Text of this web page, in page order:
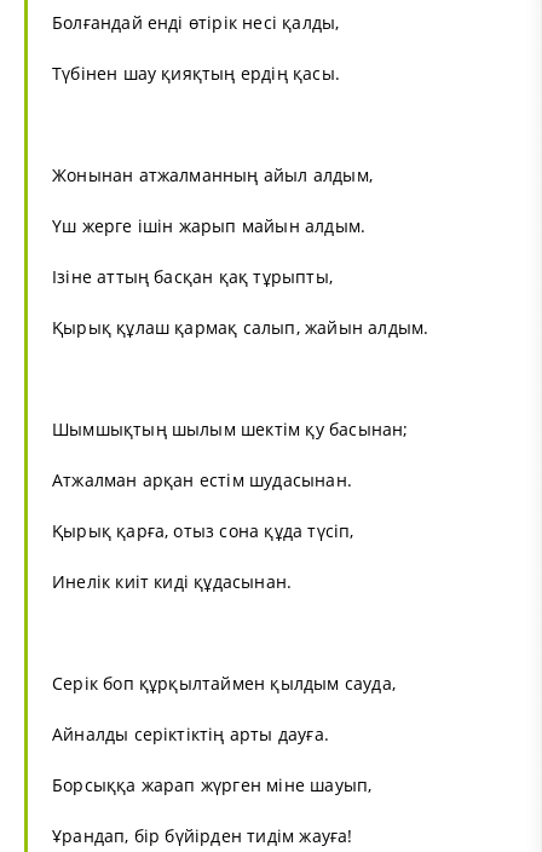
Болғандай енді өтірік несі қалды,
Түбінен шау қияқтың ердің қасы.
Жонынан атжалманның айыл алдым,
Үш жерге ішін жарып майын алдым.
Ізіне аттың басқан қақ тұрыпты,
Қырық құлаш қармақ салып, жайын алдым.
Шымшықтың шылым шектім қу басынан;
Атжалман арқан естім шудасынан.
Қырық қарға, отыз сона құда түсіп,
Инелік киіт киді құдасынан.
Серік боп құрқылтаймен қылдым сауда,
Айналды серіктіктің арты дауға.
Борсыққа жарап жүрген міне шауып,
Ұрандап, бір бүйірден тидім жауға!